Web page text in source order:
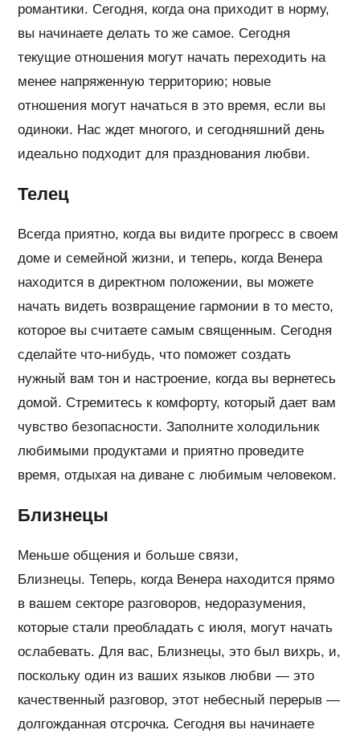
романтики. Сегодня, когда она приходит в норму,
вы начинаете делать то же самое. Сегодня
текущие отношения могут начать переходить на
менее напряженную территорию; новые
отношения могут начаться в это время, если вы
одиноки. Нас ждет многого, и сегодняшний день
идеально подходит для празднования любви.
Телец
Всегда приятно, когда вы видите прогресс в своем
доме и семейной жизни, и теперь, когда Венера
находится в директном положении, вы можете
начать видеть возвращение гармонии в то место,
которое вы считаете самым священным. Сегодня
сделайте что-нибудь, что поможет создать
нужный вам тон и настроение, когда вы вернетесь
домой. Стремитесь к комфорту, который дает вам
чувство безопасности. Заполните холодильник
любимыми продуктами и приятно проведите
время, отдыхая на диване с любимым человеком.
Близнецы
Меньше общения и больше связи,
Близнецы. Теперь, когда Венера находится прямо
в вашем секторе разговоров, недоразумения,
которые стали преобладать с июля, могут начать
ослабевать. Для вас, Близнецы, это был вихрь, и,
поскольку один из ваших языков любви — это
качественный разговор, этот небесный перерыв —
долгожданная отсрочка. Сегодня вы начинаете